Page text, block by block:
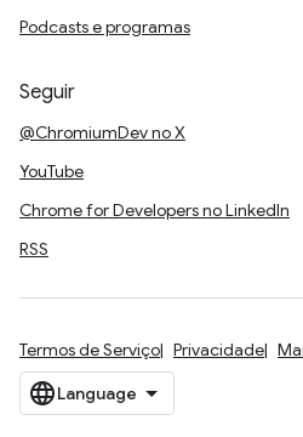
Podcasts e programas
Seguir
@ChromiumDev no X
YouTube
Chrome for Developers no LinkedIn
RSS
Termos de Serviço Privacidade